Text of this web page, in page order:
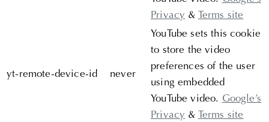
Privacy&Terms site
yt-remote-device-id never
YouTube sets this cookie
to store the video
preferences of the user
using embedded
YouTube video.Google’s
Privacy&Terms site